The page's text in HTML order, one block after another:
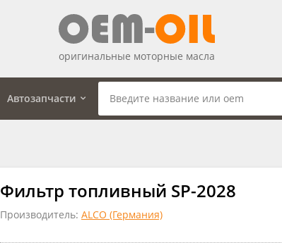
оригинальные моторные масла
Автозапчасти
Фильтр топливный SP-2028
Производитель: ALCO (Германия)